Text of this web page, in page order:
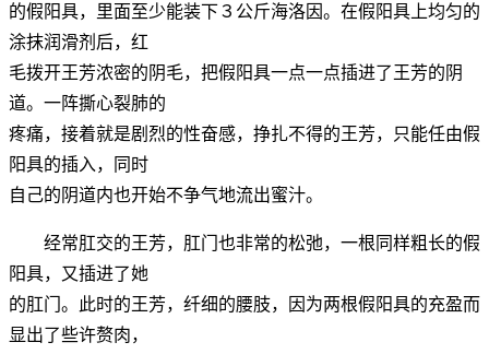
的假阳具，里面至少能装下３公斤海洛因。在假阳具上均匀的
涂抹润滑剂后，红
毛拨开王芳浓密的阴毛，把假阳具一点一点插进了王芳的阴
道。一阵撕心裂肺的
疼痛，接着就是剧烈的性奋感，挣扎不得的王芳，只能任由假
阳具的插入，同时
自己的阴道内也开始不争气地流出蜜汁。
经常肛交的王芳，肛门也非常的松弛，一根同样粗长的假
阳具，又插进了她
的肛门。此时的王芳，纤细的腰肢，因为两根假阳具的充盈而
显出了些许赘肉，